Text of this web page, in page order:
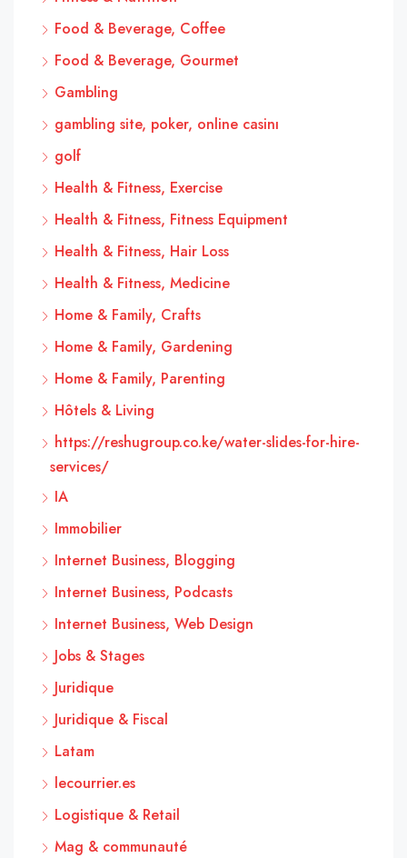
Food & Beverage, Coffee
Food & Beverage, Gourmet
Gambling
gambling site, poker, online casinı
golf
Health & Fitness, Exercise
Health & Fitness, Fitness Equipment
Health & Fitness, Hair Loss
Health & Fitness, Medicine
Home & Family, Crafts
Home & Family, Gardening
Home & Family, Parenting
Hôtels & Living
https://reshugroup.co.ke/water-slides-for-hire-
services/
IA
Immobilier
Internet Business, Blogging
Internet Business, Podcasts
Internet Business, Web Design
Jobs & Stages
Juridique
Juridique & Fiscal
Latam
lecourrier.es
Logistique & Retail
Mag & communauté